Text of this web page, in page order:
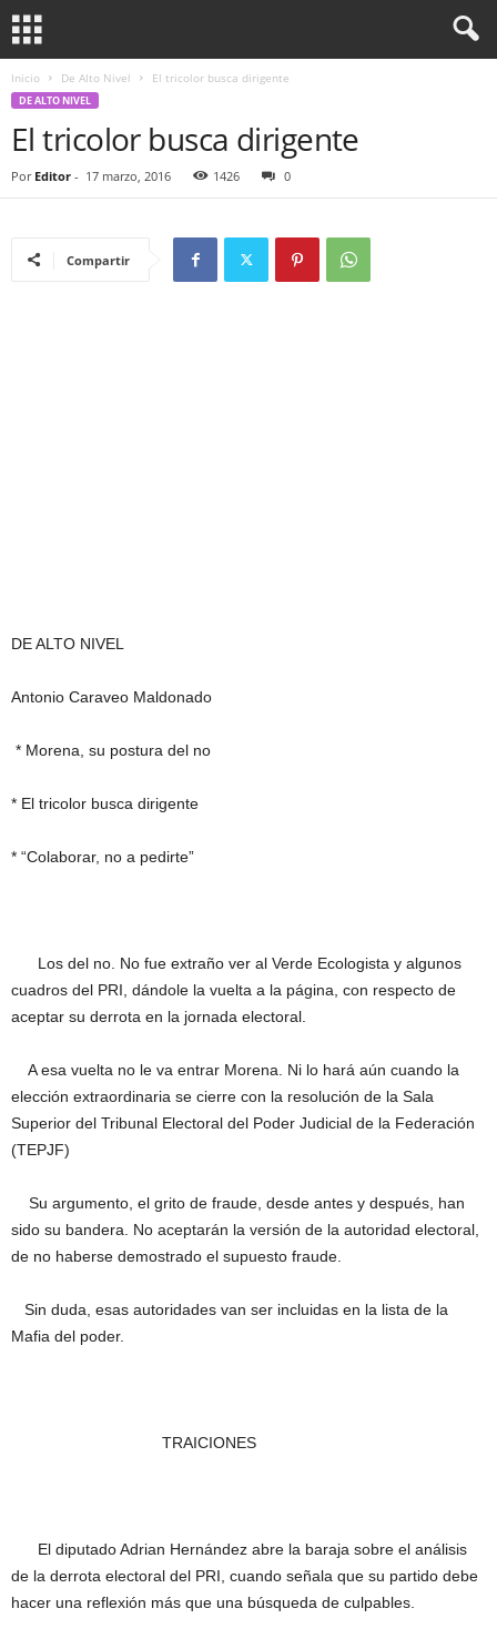
Inicio De Alto Nivel El tricolor busca dirigente
DE ALTO NIVEL
El tricolor busca dirigente
Por Editor - 17 marzo, 2016 1426 0
Compartir
DE ALTO NIVEL
Antonio Caraveo Maldonado
* Morena, su postura del no
* El tricolor busca dirigente
* “Colaborar, no a pedirte”
Los del no. No fue extraño ver al Verde Ecologista y algunos
cuadros del PRI, dándole la vuelta a la página, con respecto de
aceptar su derrota en la jornada electoral.
A esa vuelta no le va entrar Morena. Ni lo hará aún cuando la
elección extraordinaria se cierre con la resolución de la Sala
Superior del Tribunal Electoral del Poder Judicial de la Federación
(TEPJF)
Su argumento, el grito de fraude, desde antes y después, han
sido su bandera. No aceptarán la versión de la autoridad electoral,
de no haberse demostrado el supuesto fraude.
Sin duda, esas autoridades van ser incluidas en la lista de la
Mafia del poder.
TRAICIONES
El diputado Adrian Hernández abre la baraja sobre el análisis
de la derrota electoral del PRI, cuando señala que su partido debe
hacer una reflexión más que una búsqueda de culpables.